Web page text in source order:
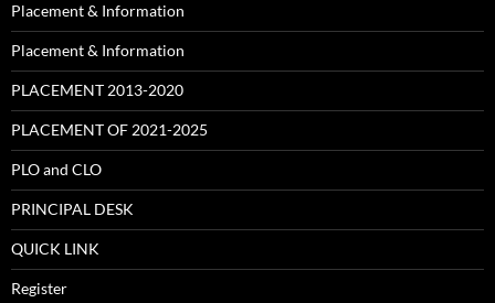
Placement & Information
Placement & Information
PLACEMENT 2013-2020
PLACEMENT OF 2021-2025
PLO and CLO
PRINCIPAL DESK
QUICK LINK
Register